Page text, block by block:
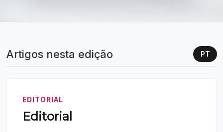
Artigos nesta edição PT
EDITORIAL
Editorial